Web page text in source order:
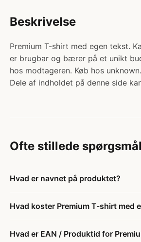
Beskrivelse
Premium T-shirt med egen tekst.
er brugbar og bærer på et unikt
hos modtageren. Køb hos unknown.
Dele af indholdet på denne side
Ofte stillede spørgsmål
Hvad er navnet på produktet?
Hvad koster Premium T-shirt med
Hvad er EAN / Produktid for